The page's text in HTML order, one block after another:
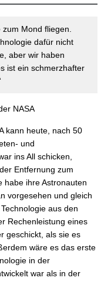
zum Mond fliegen.
dafür nicht
aber wir haben
ist ein schmerzhafter
NASA
kann heute, nach 50
und
ins All schicken,
Entfernung zum
habe ihre Astronauten
vorgesehen und gleich
aus den
Rechenleistung eines
geschickt, als sie es
wäre es das erste
in der
war als in der